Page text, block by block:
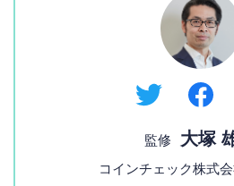
監修 大塚
コインチェック株式